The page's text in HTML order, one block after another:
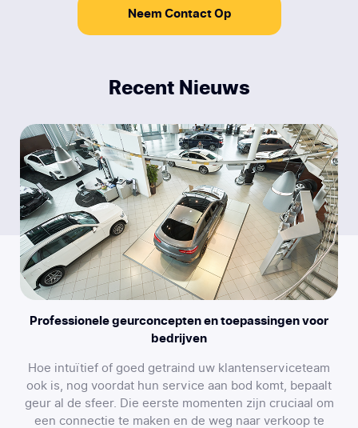
Neem Contact Op
Recent Nieuws
Professionele geurconcepten en toepassingen voor
bedrijven
Hoe intuïtief of goed getraind uw klantenserviceteam
ook is, nog voordat hun service aan bod komt, bepaalt
geur al de sfeer. Die eerste momenten zijn cruciaal om
een connectie te maken en de weg naar verkoop te